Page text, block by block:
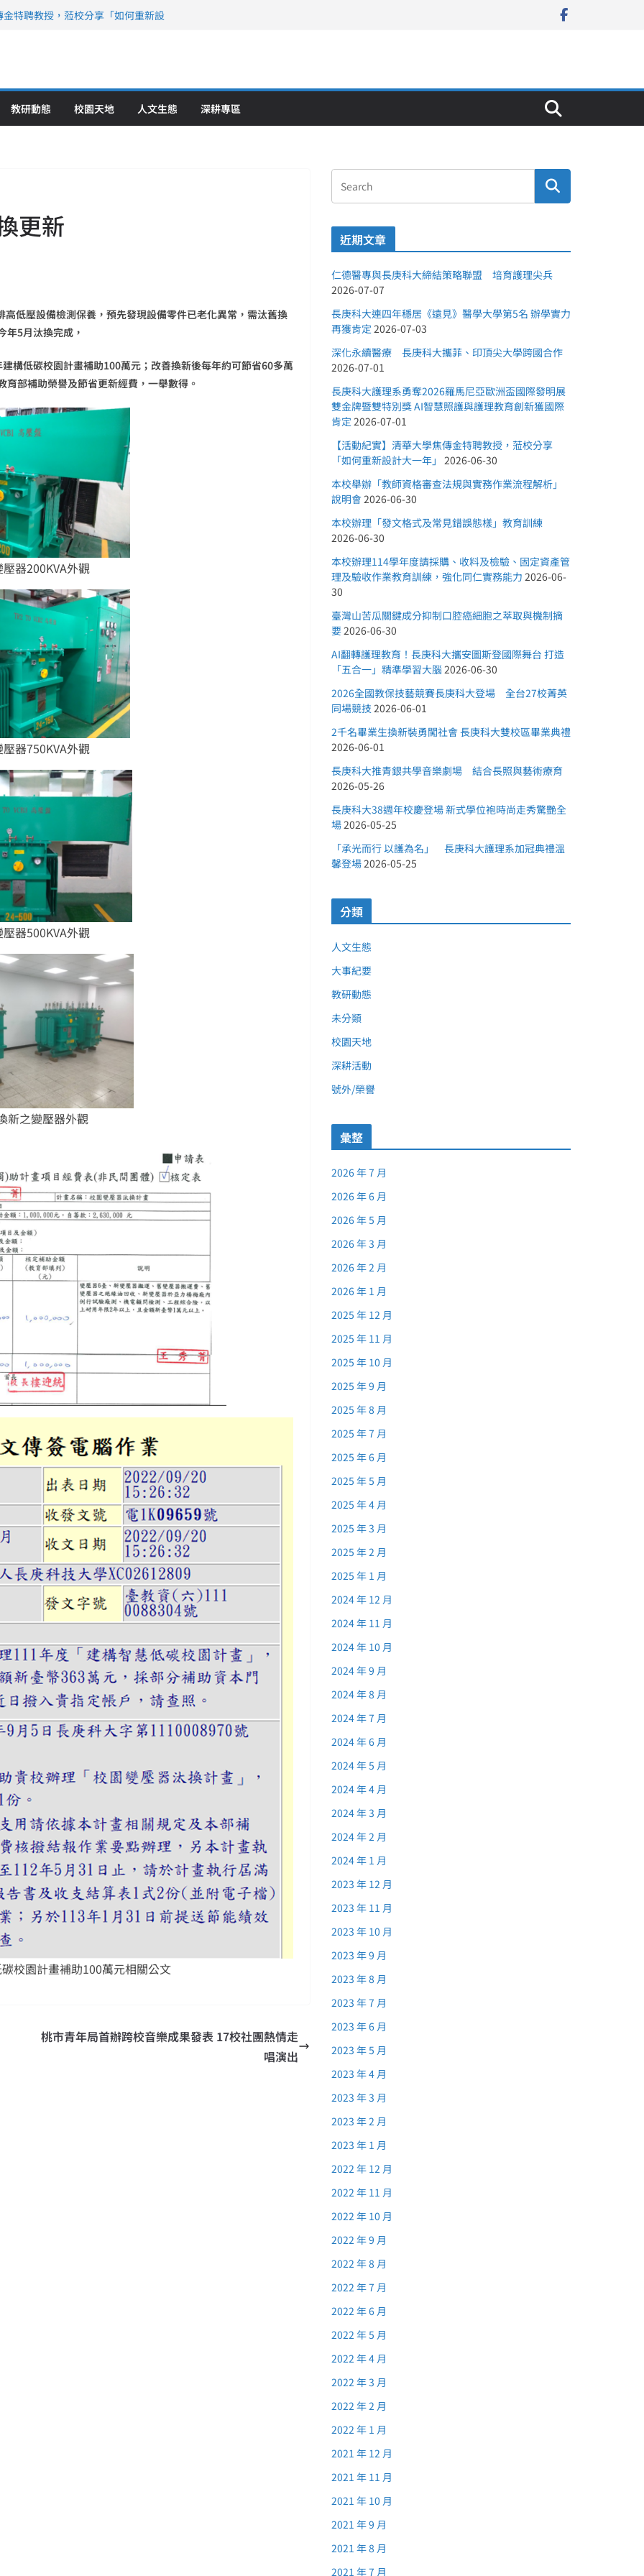
特聘教授，蒞校分享「如何重新設
馬尼亞歐洲盃國際發明展雙金牌暨雙
育創新獲國際肯定
教研動態 校園天地 人文生態 深耕專區
更新
低壓設備檢測保養，預先發現設備零件已老化異常，需汰舊換
年5月汰換完成，
構低碳校園計畫補助100萬元；改善換新後每年約可節省60多萬
部補助榮譽及節省更新經費，一舉數得。
壓器200KVA外觀
壓器750KVA外觀
壓器500KVA外觀
新之變壓器外觀
校園計畫補助100萬元相關公文
桃市青年局首辦跨校音樂成果發表 17校社團熱情走
唱演出
近期文章
仁德醫專與長庚科大締結策略聯盟 培育護理尖兵
2026-07-07
長庚科大連四年穩居《遠見》醫學大學第5名 辦學實力
再獲肯定 2026-07-03
深化永續醫療 長庚科大攜菲、印頂尖大學跨國合作
2026-07-01
長庚科大護理系勇奪2026羅馬尼亞歐洲盃國際發明展
雙金牌暨雙特別獎 AI智慧照護與護理教育創新獲國際
肯定 2026-07-01
【活動紀實】清華大學焦傳金特聘教授，蒞校分享
「如何重新設計大一年」 2026-06-30
本校舉辦「教師資格審查法規與實務作業流程解析」
說明會2026-06-30
本校辦理「發文格式及常見錯誤態樣」教育訓練
2026-06-30
本校辦理114學年度請採購、收料及檢驗、固定資產管
理及驗收作業教育訓練，強化同仁實務能力 2026-06-
30
臺灣山苦瓜關鍵成分抑制口腔癌細胞之萃取與機制摘
要2026-06-30
AI翻轉護理教育！長庚科大攜安圖斯登國際舞台 打造
「五合一」精準學習大腦 2026-06-30
2026全國教保技藝競賽長庚科大登場 全台27校菁英
同場競技 2026-06-01
2千名畢業生換新裝勇闖社會 長庚科大雙校區畢業典禮
2026-06-01
長庚科大推青銀共學音樂劇場 結合長照與藝術療育
2026-05-26
長庚科大38週年校慶登場 新式學位袍時尚走秀驚艷全
場2026-05-25
「承光而行 以護為名」 長庚科大護理系加冠典禮溫
馨登場2026-05-25
分類
人文生態
大事紀要
教研動態
未分類
校園天地
深耕活動
號外/榮譽
彙整
2026 年 7 月
2026 年 6 月
2026 年 5 月
2026 年 3 月
2026 年 2 月
2026 年 1 月
2025 年 12 月
2025 年 11 月
2025 年 10 月
2025 年 9 月
2025 年 8 月
2025 年 7 月
2025 年 6 月
2025 年 5 月
2025 年 4 月
2025 年 3 月
2025 年 2 月
2025 年 1 月
2024 年 12 月
2024 年 11 月
2024 年 10 月
2024 年 9 月
2024 年 8 月
2024 年 7 月
2024 年 6 月
2024 年 5 月
2024 年 4 月
2024 年 3 月
2024 年 2 月
2024 年 1 月
2023 年 12 月
2023 年 11 月
2023 年 10 月
2023 年 9 月
2023 年 8 月
2023 年 7 月
2023 年 6 月
2023 年 5 月
2023 年 4 月
2023 年 3 月
2023 年 2 月
2023 年 1 月
2022 年 12 月
2022 年 11 月
2022 年 10 月
2022 年 9 月
2022 年 8 月
2022 年 7 月
2022 年 6 月
2022 年 5 月
2022 年 4 月
2022 年 3 月
2022 年 2 月
2022 年 1 月
2021 年 12 月
2021 年 11 月
2021 年 10 月
2021 年 9 月
2021 年 8 月
2021 年 7 月